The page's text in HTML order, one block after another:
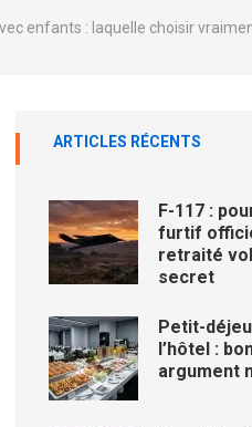
enfants : laquelle choisir
ARTICLES RÉCENTS
F-117 :
furtif
retraité
secret
Petit-
l’hôtel :
argument